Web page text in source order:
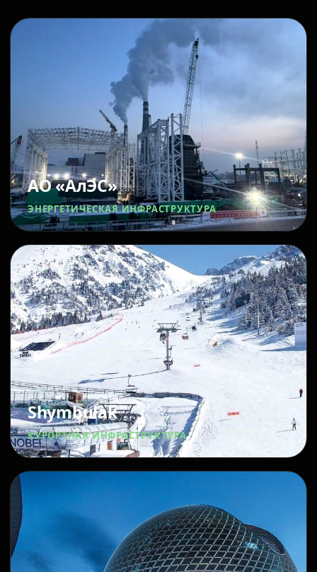
АО «АлЭС»
ЭНЕРГЕТИЧЕСКАЯ ИНФРАСТРУКТУРА
Shymbulak
КУРОРТНАЯ ИНФРАСТРУКТУРА